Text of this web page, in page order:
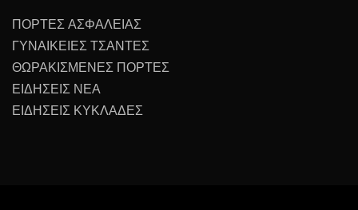
ΠΟΡΤΕΣ ΑΣΦΑΛΕΙΑΣ
ΓΥΝΑΙΚΕΙΕΣ ΤΣΑΝΤΕΣ
ΘΩΡΑΚΙΣΜΕΝΕΣ ΠΟΡΤΕΣ
ΕΙΔΗΣΕΙΣ ΝΕΑ
ΕΙΔΗΣΕΙΣ ΚΥΚΛΑΔΕΣ